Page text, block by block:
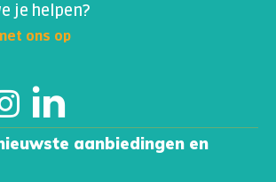
je helpen?
ons op
aanbiedingen en